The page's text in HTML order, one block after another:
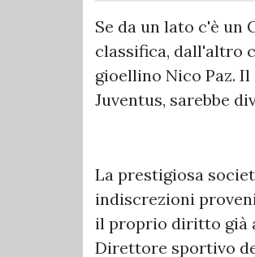
Se da un lato c'è un
classifica, dall'altro
gioellino Nico Paz.
Juventus, sarebbe
La prestigiosa
indiscrezioni
il proprio diritto già
Direttore sportivo